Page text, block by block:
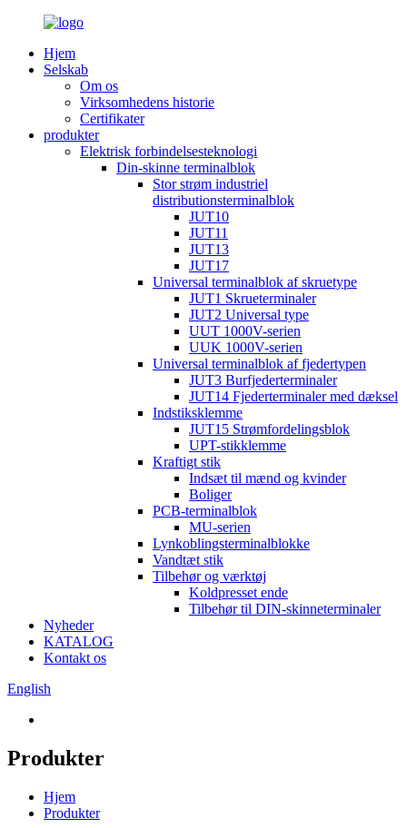
Hjem
Selskab
Om os
Virksomhedens historie
Certifikater
produkter
Elektrisk forbindelsesteknologi
Din-skinne terminalblok
Stor strøm industriel
distributionsterminalblok
JUT10
JUT11
JUT13
JUT17
Universal terminalblok af skruetype
JUT1 Skrueterminaler
JUT2 Universal type
UUT 1000V-serien
UUK 1000V-serien
Universal terminalblok af fjedertypen
JUT3 Burfjederterminaler
JUT14 Fjederterminaler med dæksel
Indstiksklemme
JUT15 Strømfordelingsblok
UPT-stikklemme
Kraftigt stik
Indsæt til mænd og kvinder
Boliger
PCB-terminalblok
MU-serien
Lynkoblingsterminalblokke
Vandtæt stik
Tilbehør og værktøj
Koldpresset ende
Tilbehør til DIN-skinneterminaler
Nyheder
KATALOG
Kontakt os
English
Produkter
Hjem
Produkter